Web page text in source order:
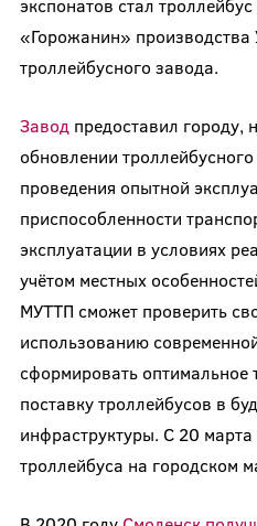
экспонатов стал
«Горожанин»
троллейбусного завода.
Завод предоставил
обновлении
проведения опытной
приспособленности
эксплуатации в условиях
учётом местных
МУТТП сможет проверить
использованию
сформировать оптимальное
поставку троллейбусов в
инфраструктуры. С 20 марта
троллейбуса на городском